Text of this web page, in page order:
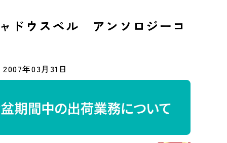
ドウスペル アンソロジーコ
2007年03月31日